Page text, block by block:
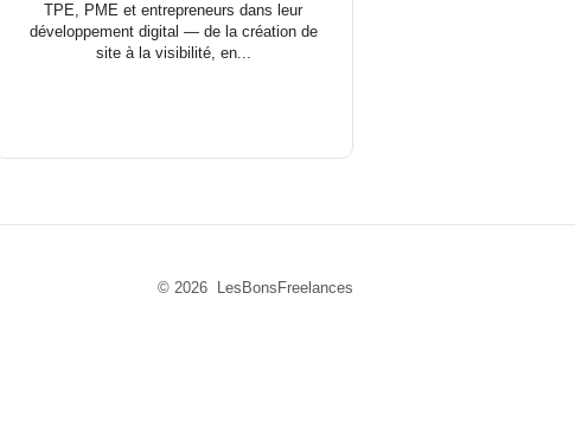
TPE, PME et entrepreneurs dans leur
développement digital — de la création de
site à la visibilité, en...
© 2026 LesBonsFreelances